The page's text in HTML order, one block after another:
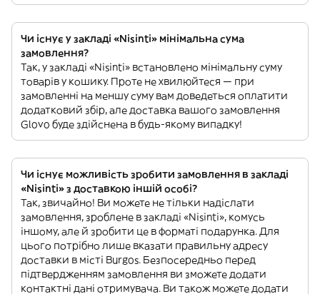
Чи існує у закладі «Nisinti» мінімальна сума
замовлення?
Так, у закладі «Nisinti» встановлено мінімальну суму
товарів у кошику. Проте не хвилюйтеся — при
замовленні на меншу суму вам доведеться оплатити
додатковий збір, але доставка вашого замовлення
Glovo буде здійснена в будь-якому випадку!
Чи існує можливість зробити замовлення в закладі
«Nisinti» з доставкою іншій особі?
Так, звичайно! Ви можете не тільки надіслати
замовлення, зроблене в закладі «Nisinti», комусь
іншому, але й зробити це в форматі подарунка. Для
цього потрібно лише вказати правильну адресу
доставки в місті Burgos. Безпосередньо перед
підтвердженням замовлення ви зможете додати
контактні дані отримувача. Ви також можете додати